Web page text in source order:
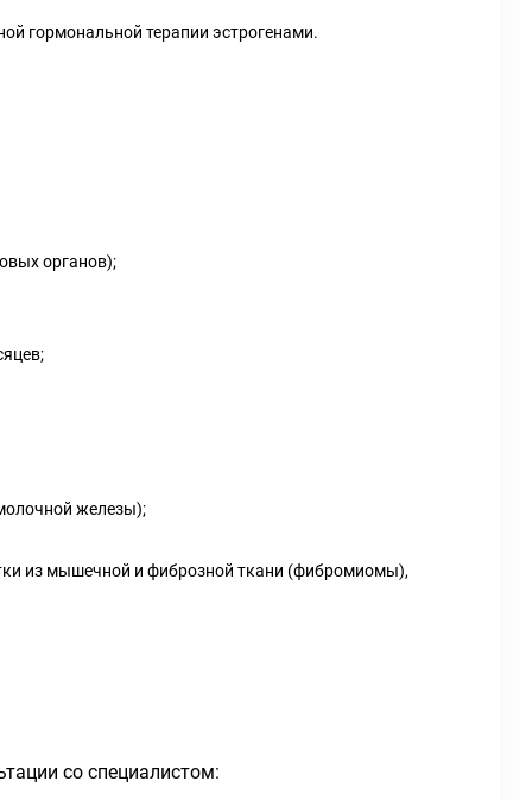
гормональной терапии эстрогенами.
органов);
железы);
из мышечной и фиброзной ткани (фибромиомы),
со специалистом: